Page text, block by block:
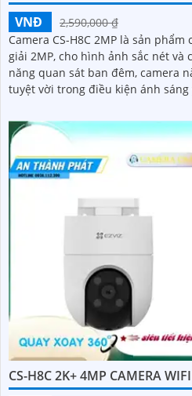
VNĐ
2,590,000 ₫
Camera CS-H8C 2MP là sản
giải 2MP, cho hình ảnh sắc nét và chất
năng quan sát ban đêm, camera
tuyệt vời trong điều kiện ánh sáng
CS-H8C 2K+ 4MP CAMERA